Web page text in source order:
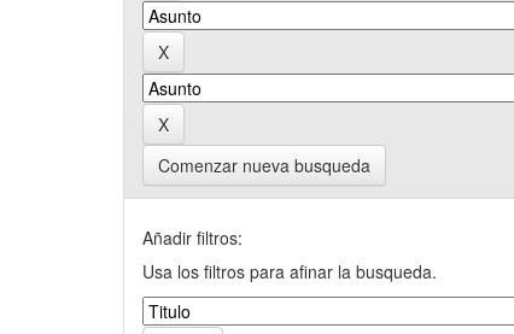
Comenzar nueva busqueda
Añadir filtros:
Usa los filtros para afinar la busqueda.